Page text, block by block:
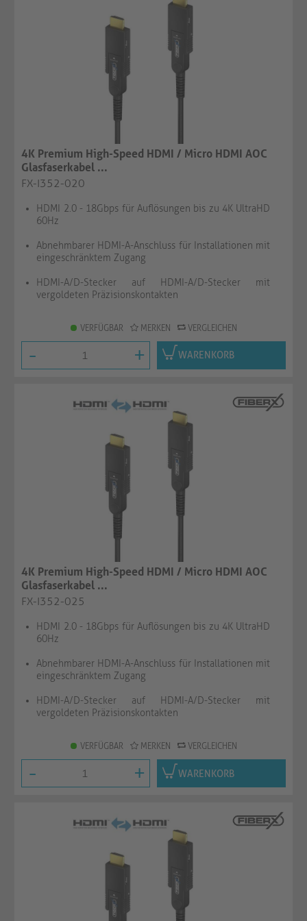
4K Premium High-Speed HDMI / Micro HDMI AOC
Glasfaserkabel ...
FX-I352-020
HDMI 2.0 - 18Gbps für Auflösungen bis zu 4K UltraHD
60Hz
Abnehmbarer HDMI-A-Anschluss für Installationen mit
eingeschränktem Zugang
HDMI-A/D-Stecker auf HDMI-A/D-Stecker mit
vergoldeten Präzisionskontakten
VERFÜGBAR MERKEN VERGLEICHEN
- + WARENKORB
4K Premium High-Speed HDMI / Micro HDMI AOC
Glasfaserkabel ...
FX-I352-025
HDMI 2.0 - 18Gbps für Auflösungen bis zu 4K UltraHD
60Hz
Abnehmbarer HDMI-A-Anschluss für Installationen mit
eingeschränktem Zugang
HDMI-A/D-Stecker auf HDMI-A/D-Stecker mit
vergoldeten Präzisionskontakten
VERFÜGBAR MERKEN VERGLEICHEN
- + WARENKORB